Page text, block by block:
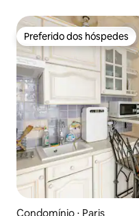
Preferido dos hóspedes
Preferido dos hóspedes
Condomínio ⋅ Paris